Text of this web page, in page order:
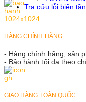
Tra cứu lỗi biến tần
HÀNG CHÍNH HÃNG
- Hàng chính hãng, sản
- Bảo hành tối đa theo
GIAO HÀNG TOÀN QUỐC